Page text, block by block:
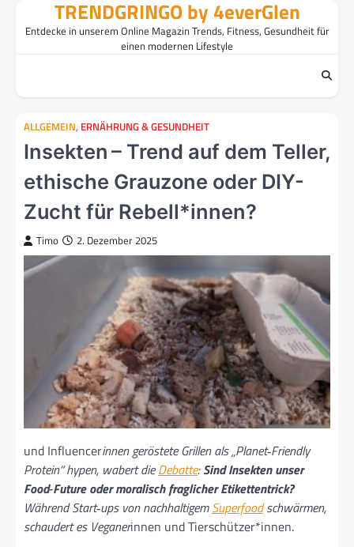
TRENDGRINGO by 4everGlen
Entdecke in unserem Online Magazin Trends, Fitness, Gesundheit für
einen modernen Lifestyle
ALLGEMEIN, ERNÄHRUNG & GESUNDHEIT
Insekten – Trend auf dem Teller,
ethische Grauzone oder DIY-
Zucht für Rebell*innen?
Timo 2. Dezember 2025
und Influencerinnen geröstete Grillen als „Planet‑Friendly
Protein“ hypen, wabert dieDebatte:Sind Insekten unser
Food‑Future oder moralisch fraglicher Etiket­ten­trick?
Während Start‑ups von nachhaltigemSuperfoodschwärmen,
schaudert es Veganerinnen und Tierschützer*innen.